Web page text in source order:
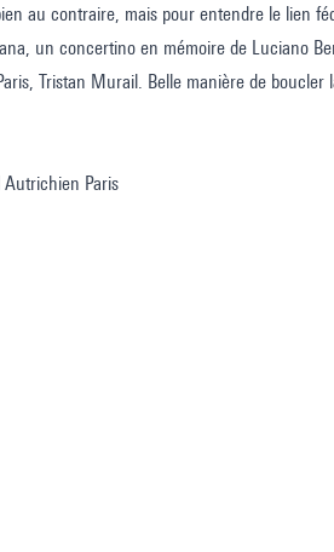
au contraire, mais pour entendre le lien
un concertino en mémoire de Luciano
Tristan Murail. Belle manière de boucler
Autrichien Paris